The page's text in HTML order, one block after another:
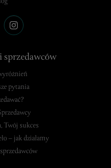
pytania
Twój sukces
– jak działamy